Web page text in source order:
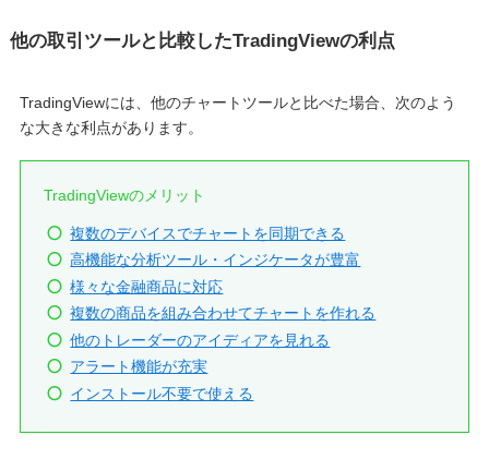
他の取引ツールと比較したTradingViewの利点
TradingViewには、他のチャートツールと比べた場合、次のよう
な大きな利点があります。
TradingViewのメリット
複数のデバイスでチャートを同期できる
高機能な分析ツール・インジケータが豊富
様々な金融商品に対応
複数の商品を組み合わせてチャートを作れる
他のトレーダーのアイディアを見れる
アラート機能が充実
インストール不要で使える